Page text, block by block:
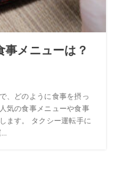
事メニューは？
、どのように食事を摂っ
気の食事メニューや食事
ます。 タクシー運転手に